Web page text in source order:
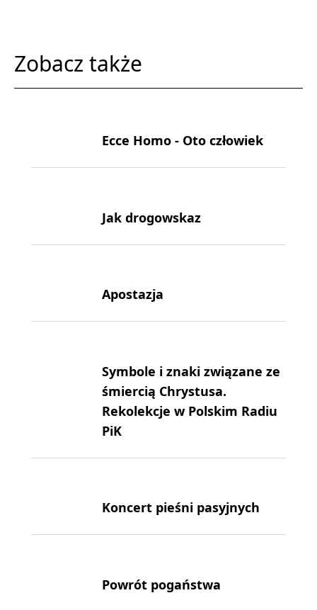
Zobacz także
Ecce Homo - Oto człowiek
Jak drogowskaz
Apostazja
Symbole i znaki związane ze
śmiercią Chrystusa.
Rekolekcje w Polskim Radiu
PiK
Koncert pieśni pasyjnych
Powrót pogaństwa